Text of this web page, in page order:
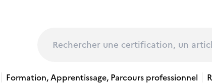
Formation, Apprentissage, Parcours professionnel